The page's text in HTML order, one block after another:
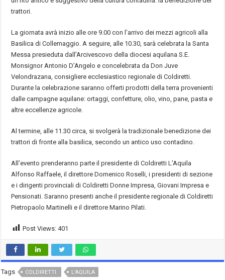
trattori.
La giornata avrà inizio alle ore 9.00 con l’arrivo dei mezzi agricoli alla
Basilica di Collemaggio. A seguire, alle 10.30, sarà celebrata la Santa
Messa presieduta dall’Arcivescovo della diocesi aquilana S.E.
Monsignor Antonio D’Angelo e concelebrata da Don Juve
Velondrazana, consigliere ecclesiastico regionale di Coldiretti.
Durante la celebrazione saranno offerti prodotti della terra provenienti
dalle campagne aquilane: ortaggi, confetture, olio, vino, pane, pasta e
altre eccellenze agricole.
Al termine, alle 11.30 circa, si svolgerà la tradizionale benedizione dei
trattori di fronte alla basilica, secondo un antico uso contadino.
All’evento prenderanno parte il presidente di Coldiretti L’Aquila
Alfonso Raffaele, il direttore Domenico Roselli, i presidenti di sezione
e i dirigenti provinciali di Coldiretti Donne Impresa, Giovani Impresa e
Pensionati. Saranno presenti anche il presidente regionale di Coldiretti
Pietropaolo Martinelli e il direttore Marino Pilati.
Post Views: 401
Tags COLDIRETTI. L'AQUILA